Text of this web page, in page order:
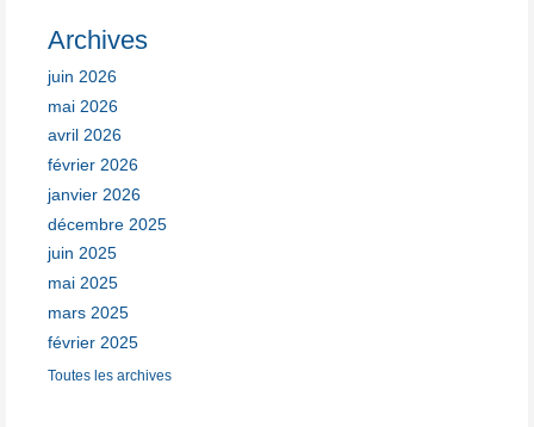
Archives
juin 2026
mai 2026
avril 2026
février 2026
janvier 2026
décembre 2025
juin 2025
mai 2025
mars 2025
février 2025
Toutes les archives